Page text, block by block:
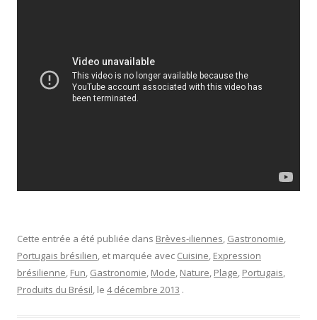
Cette entrée a été publiée dans Brèves-iliennes, Gastronomie,
Portugais brésilien, et marquée avec Cuisine, Expression
brésilienne, Fun, Gastronomie, Mode, Nature, Plage, Portugais,
Produits du Brésil, le 4 décembre 2013 .